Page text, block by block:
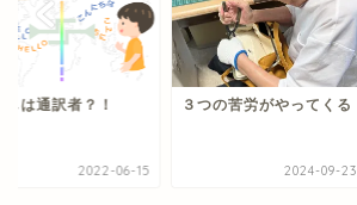
の苦労がやってくる
2024-09-23
生涯ずっと勉強、ずっと
2022-10-21